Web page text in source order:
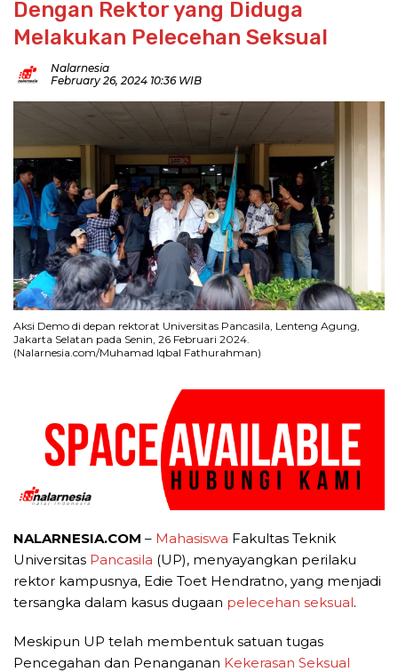
Dengan Rektor yang Diduga
Melakukan Pelecehan Seksual
Nalarnesia
February 26, 2024 10:36 WIB
Aksi Demo di depan rektorat Universitas Pancasila, Lenteng Agung,
Jakarta Selatan pada Senin, 26 Februari 2024.
(Nalarnesia.com/Muhamad Iqbal Fathurahman)
NALARNESIA.COM – Mahasiswa Fakultas Teknik
Universitas Pancasila (UP), menyayangkan perilaku
rektor kampusnya, Edie Toet Hendratno, yang menjadi
tersangka dalam kasus dugaan pelecehan seksual.
Meskipun UP telah membentuk satuan tugas
Pencegahan dan Penanganan Kekerasan Seksual